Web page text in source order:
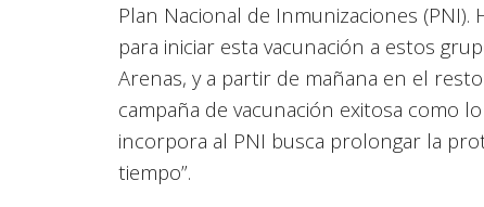
Plan Nacional de Inmunizaciones
para iniciar esta vacunación a estos
Arenas, y a partir de mañana en el
campaña de vacunación exitosa como
incorpora al PNI busca prolongar la
tiempo”.